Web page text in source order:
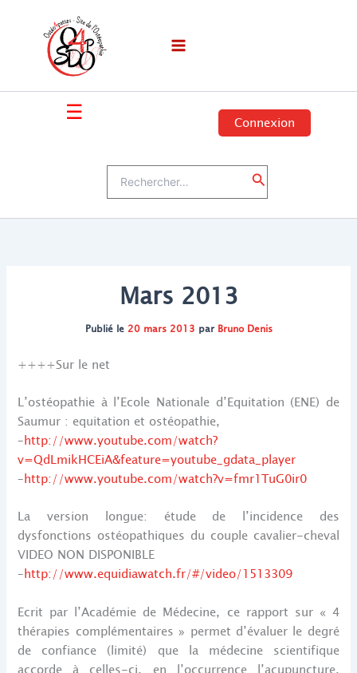
☰ Connexion
Rechercher
Mars 2013
Publié le 20 mars 2013 par Bruno Denis
++++Sur le net
L’ostéopathie à l’Ecole Nationale d’Equitation (ENE) de
Saumur : equitation et ostéopathie,
–http://www.youtube.com/watch?
v=QdLmikHCEiA&feature=youtube_gdata_player
–http://www.youtube.com/watch?v=fmr1TuG0ir0
La version longue: étude de l’incidence des
dysfonctions ostéopathiques du couple cavalier-cheval
VIDEO NON DISPONIBLE
–http://www.equidiawatch.fr/#/video/1513309
Ecrit par l’Académie de Médecine, ce rapport sur « 4
thérapies complémentaires » permet d’évaluer le degré
de confiance (limité) que la médecine scientifique